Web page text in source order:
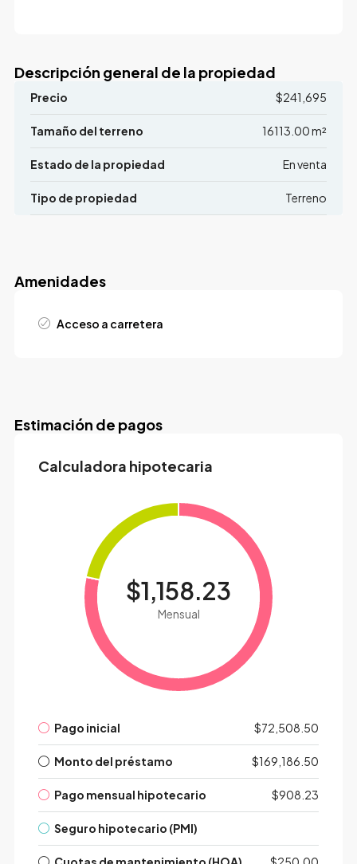
Descripción general de la propiedad
Precio $241,695
Tamaño del terreno 16113.00 m²
Estado de la propiedad En venta
Tipo de propiedad Terreno
Amenidades
Acceso a carretera
Estimación de pagos
Calculadora hipotecaria
$1,158.23
Mensual
Pago inicial $72,508.50
Monto del préstamo $169,186.50
Pago mensual hipotecario $908.23
Seguro hipotecario (PMI)